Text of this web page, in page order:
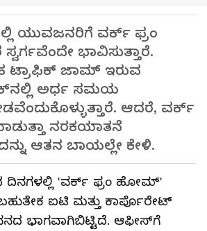
ಯುವಜನರಿಗೆ ವರ್ಕ್‌ ಫ್ರಂ
ಭಾವಿಸುತ್ತಾರೆ.
ಟ್ರಾಫಿಕ್ ಜಾಮ್ ಇರುವ
ಅರ್ಧ ಸಮಯ
ಆದರೆ, ವರ್ಕ್
ನರಕಯಾತನೆ
ಆತನ ಬಾಯಲ್ಲೇ ಕೇಳಿ.
ದಿನಗಳಲ್ಲಿ 'ವರ್ಕ್ ಫ್ರಂ ಹೋಮ್'
ಐಟಿ ಮತ್ತು ಕಾರ್ಪೊರೇಟ್
ಭಾಗವಾಗಿಬಿಟ್ಟಿದೆ. ಆಫೀಸ್‌ಗೆ